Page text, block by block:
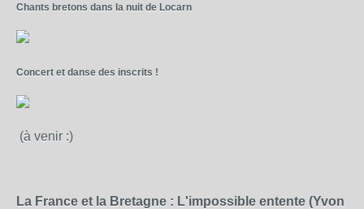
Chants bretons dans la nuit de Locarn
Concert et danse des inscrits !
(à venir :)
La France et la Bretagne : L'impossible entente (Yvon